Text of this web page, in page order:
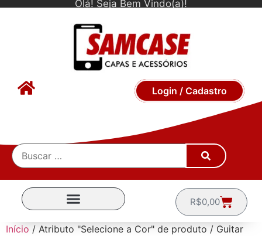
Olá! Seja Bem Vindo(a)!
Login / Cadastro
R$0,00
Início / Atributo "Selecione a Cor" de produto / Guitar